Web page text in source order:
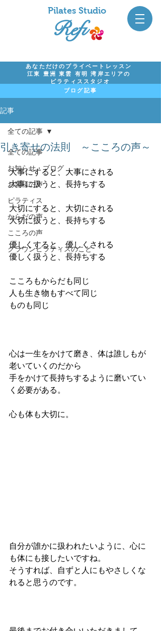
Pilates Studio
Refi
あなただけのプライベートレッスン
江東 豊洲 東雲 有明 湾岸エリアの
ピラティススタジオ
ブログ記事
記事
全ての記事
お知らせ・ブログ
お客様の声
ピラティス
からだの声
こころの声
クラウンピラティスのこと
全ての記事
引き寄せの法則 ～こころの声～
大事にすると、大事にされる
大事に扱うと、長持ちする
大切にすると、大切にされる
大切に扱うと、長持ちする
優しくすると、優しくされる
優しく扱うと、長持ちする
こころもからだも同じ
人も生き物もすべて同じ
ものも同じ
心は一生をかけて磨き、体は誰しもが
老いていくのだから
手をかけて長持ちするように磨いてい
く必要がある。
心も体も大切に。
自分が誰かに扱われたいように、心に
も体にも接したいですね。
そうすれば、自ずと人にもやさしくな
れると思うのです。